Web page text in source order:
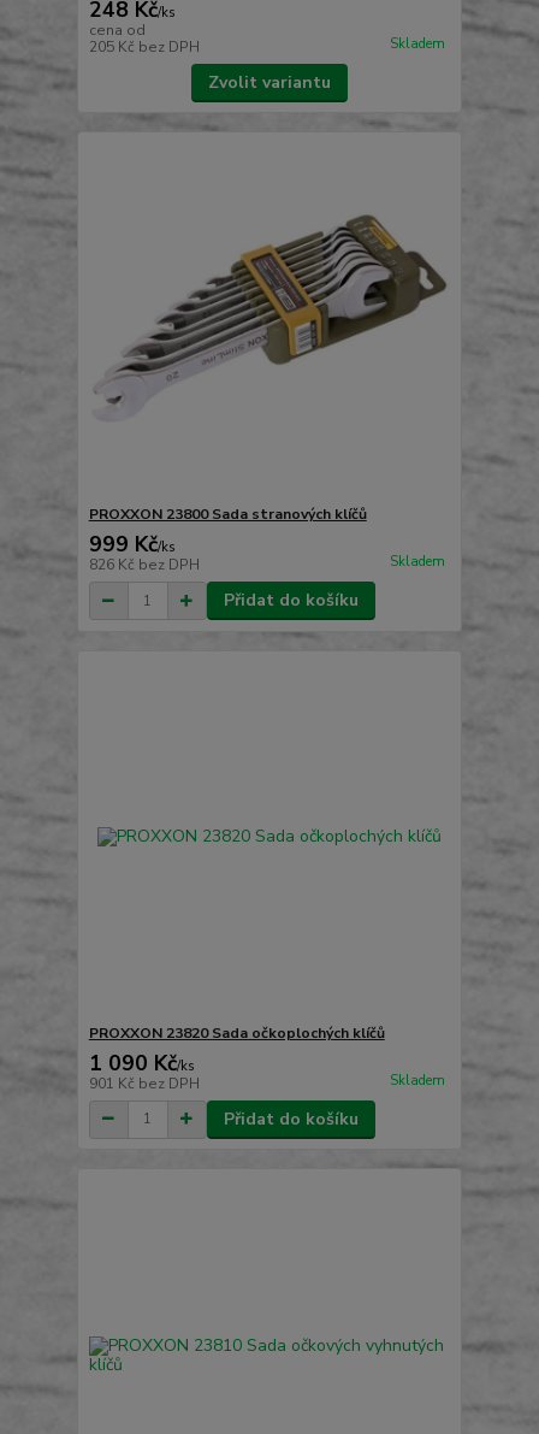
248 Kč/ks
cena od
205 Kč bez DPH Skladem
Zvolit variantu
PROXXON 23800 Sada stranových klíčů
999 Kč/ks
826 Kč bez DPH Skladem
Přidat do košíku
PROXXON 23820 Sada očkoplochých klíčů
1 090 Kč/ks
901 Kč bez DPH Skladem
Přidat do košíku